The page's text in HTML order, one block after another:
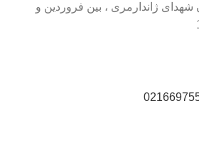
شهدای ژاندارمری ، بین فروردین و